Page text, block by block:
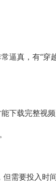
逼真，有“穿
下载完整视频
需要投入时间